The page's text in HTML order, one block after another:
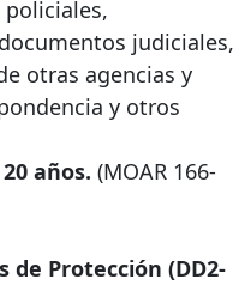
judiciales,
otras agencias y
y otros
años. (MOAR 166-
de Protección (DD2-